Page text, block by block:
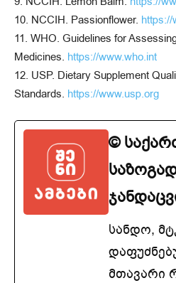
10. NCCIH. Passionflower.
11. WHO. Guidelines for
Medicines. https://www.who.int
12. USP. Dietary Supplement
Standards. https://www.usp.org
©
სანდო,
მთავარი